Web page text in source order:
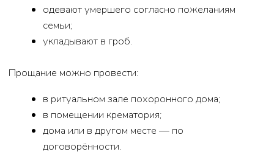
Урна помещается в специальную нишу —
именем. Это удобно, если важна компактность и
порядок.
В некоторых семьях принято хранить урну в доме,
обсудить это решение со всеми близкими.
4. Рассеивание праха
Этот вариант связан с законодательными
ограничениями и местными правилами, поэтому его
обязательно нужно обсуждать со специалистом до